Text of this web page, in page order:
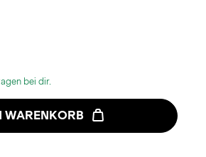
bei dir.
WARENKORB